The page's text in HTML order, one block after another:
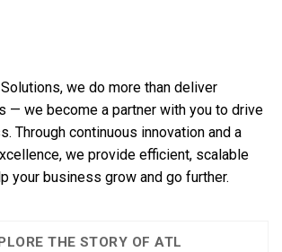
we do more than deliver
— we become a partner with you to drive
Through continuous innovation and a
we provide efficient, scalable
your business grow and go further.
THE STORY OF ATL